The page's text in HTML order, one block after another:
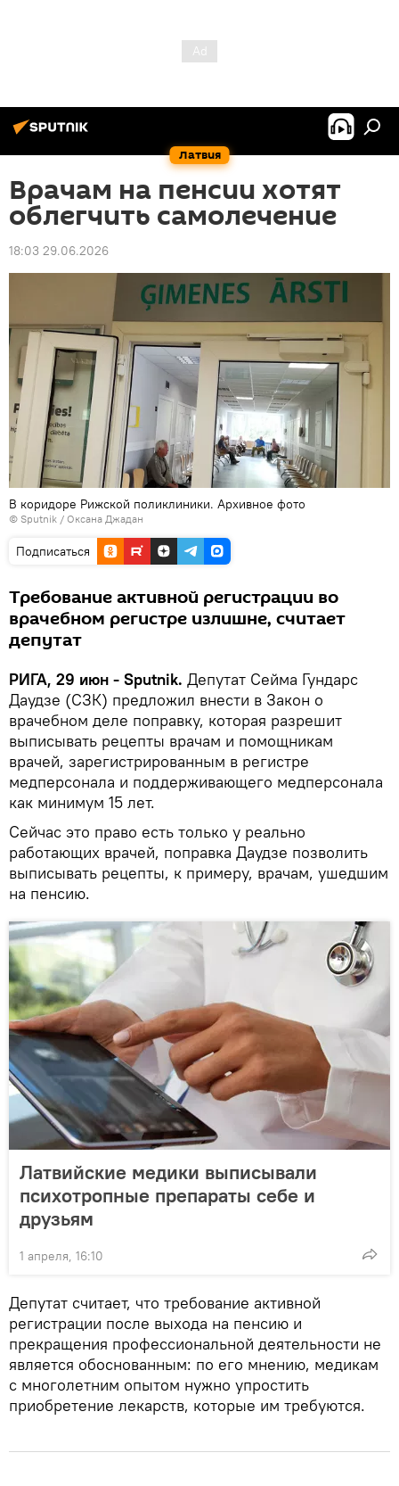
Латвия
Врачам на пенсии хотят
облегчить самолечение
18:03 29.06.2026
В коридоре Рижской поликлиники. Архивное фото
© Sputnik / Оксана Джадан
Подписаться
Требование активной регистрации во
врачебном регистре излишне, считает
депутат
РИГА, 29 июн - Sputnik. Депутат Сейма Гундарс
Даудзе (СЗК) предложил внести в Закон о
врачебном деле поправку, которая разрешит
выписывать рецепты врачам и помощникам
врачей, зарегистрированным в регистре
медперсонала и поддерживающего медперсонала
как минимум 15 лет.
Сейчас это право есть только у реально
работающих врачей, поправка Даудзе позволить
выписывать рецепты, к примеру, врачам, ушедшим
на пенсию.
Латвийские медики выписывали
психотропные препараты себе и
друзьям
1 апреля, 16:10
Депутат считает, что требование активной
регистрации после выхода на пенсию и
прекращения профессиональной деятельности не
является обоснованным: по его мнению, медикам
с многолетним опытом нужно упростить
приобретение лекарств, которые им требуются.